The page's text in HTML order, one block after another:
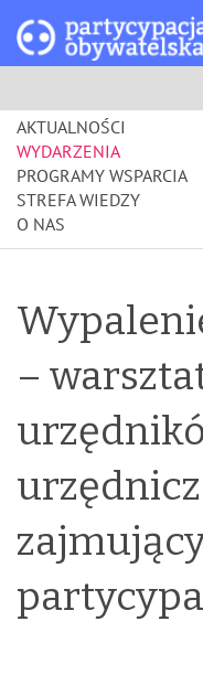
AKTUALNOŚCI
WYDARZENIA
PROGRAMY WSPARCIA
STREFA WIEDZY
O NAS
–